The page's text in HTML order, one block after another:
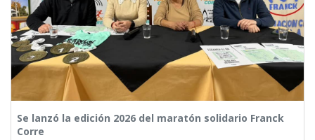
Se lanzó la edición 2026 del maratón solidario Franck
Corre